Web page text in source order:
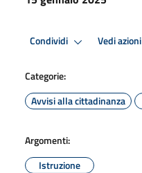
Condividi Vedi azioni
Categorie:
Avvisi alla cittadinanza
Argomenti:
Istruzione